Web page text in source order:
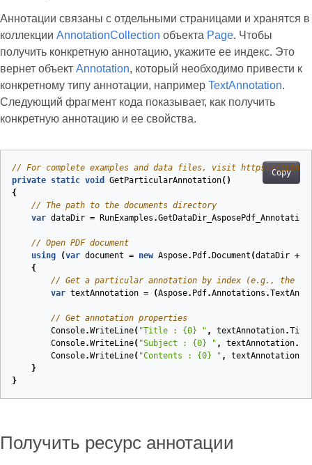
Аннотации связаны с отдельными страницами и хранятся в
коллекции AnnotationCollection объекта Page. Чтобы
получить конкретную аннотацию, укажите ее индекс. Это
вернет объект Annotation, который необходимо привести к
конкретному типу аннотации, например TextAnnotation.
Следующий фрагмент кода показывает, как получить
конкретную аннотацию и ее свойства.
Copy
// For complete examples and data files, visit https://
private static void GetParticularAnnotation( )
{
// The path to the documents directory
var dataDir = RunExamples .
// Open PDF document
using
(var document = new Aspose. Pdf. Document (dataDir +
{
// Get a particular annotation by index (e.g., the
var textAnnotation = (Aspose. Pdf.Annotations .
// Get annotation properties
Console.WriteLine( "Title : {0} " , textAnnotation.
Console.WriteLine( "Subject : {0} " , textAnnotation.
Console.WriteLine( "Contents : {0} " , textAnnotation
}
}
Получить ресурс аннотации